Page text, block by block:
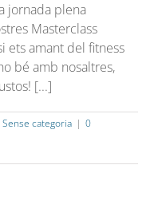
jornada plena
Masterclass
ets amant del fitness
bé amb nosaltres,
[...]
Sense categoria | 0